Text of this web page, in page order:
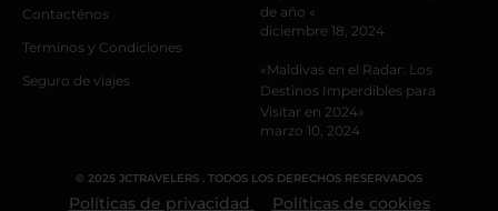
o
k
r
a
m
Contacténos
Terminos y Condiciones
Seguro de viajes
de año «
diciembre 18, 2024
«Maldivas en el Radar: Los
Destinos Imperdibles para
Visitar en 2024»
marzo 10, 2024
© 2025 JCTRAVELERS . TODOS LOS DERECHOS RESERVADOS
Políticas de privacidad Políticas de cookies